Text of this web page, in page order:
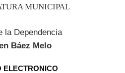
MUNICIPAL
la Dependencia
Báez Melo
ELECTRONICO